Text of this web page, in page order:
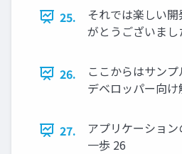
25.
それでは楽しい
がとうございまし
26.
ここからはサン
デベロッパー向
27.
アプリケーショ
一歩 26